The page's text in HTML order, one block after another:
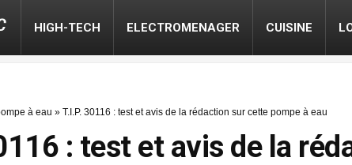
HIGH-TECH ELECTROMENAGER CUISINE
à eau » T.I.P. 30116 : test et avis de la rédaction sur cette pompe à eau
: test et avis de la